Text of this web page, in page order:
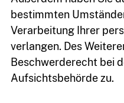
bestimmten
Verarbeitung Ihrer
verlangen. Des
Beschwerderecht bei
Aufsichtsbehörde zu.